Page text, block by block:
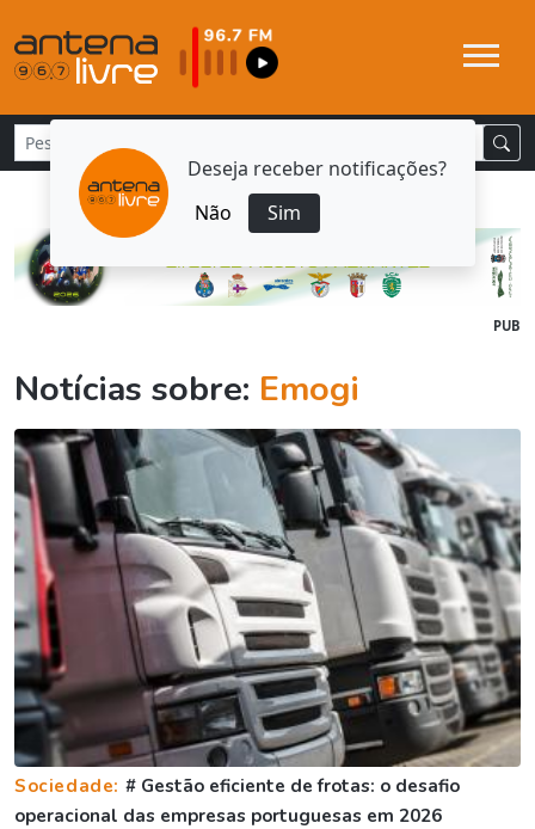
Deseja receber notificações?
Não
Sim
PUB
Notícias sobre: Emogi
Sociedade: # Gestão eficiente de frotas: o desafio
operacional das empresas portuguesas em 2026